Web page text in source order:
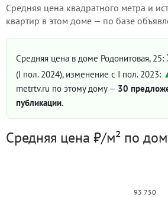
Средняя цена квадратного метра и
квартир в этом доме — по базе
Средняя цена в доме Родонитовая, 25:
(I пол. 2024), изменение с I пол. 2023:
metrtv.ru по этому дому — 30
публикации.
Средняя цена ₽/м² по
93 750